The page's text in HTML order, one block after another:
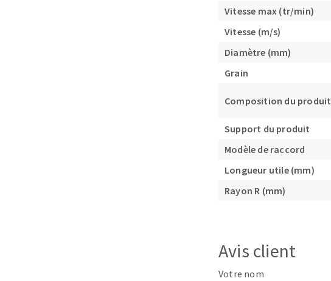
Vitesse max (tr/min)
Vitesse (m/s)
Diamètre (mm)
Grain
Composition du produit
Support du produit
Modèle de raccord
Longueur utile (mm)
Rayon R (mm)
Avis client
Votre nom